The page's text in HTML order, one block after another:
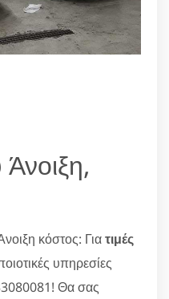
κόστος: Γιατιμές
υπηρεσίες
Θα σας